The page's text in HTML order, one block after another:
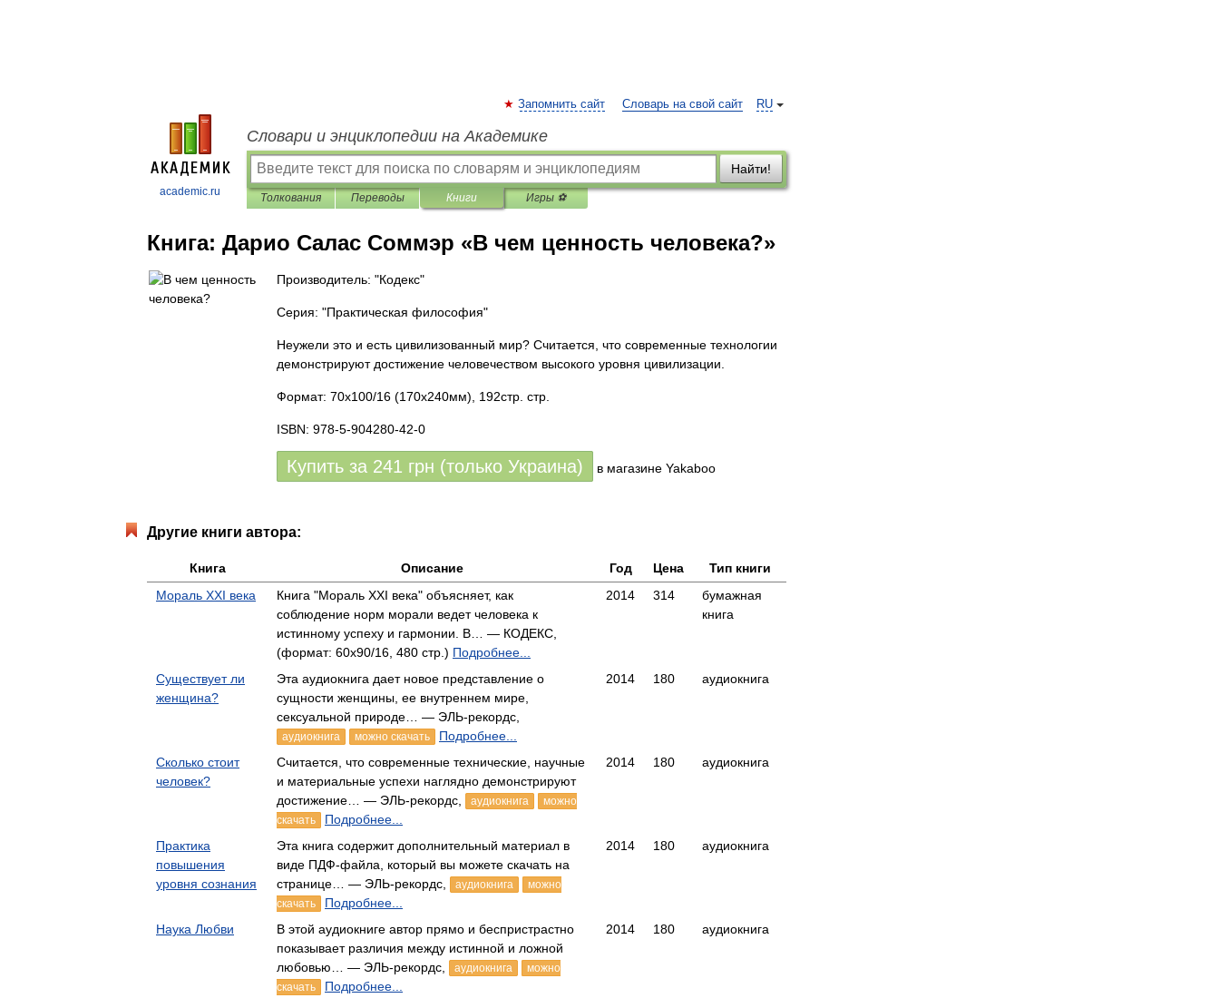
academic.ru
RU
Запомнить сайт Словарь на свой сайт
Словари и энциклопедии на Академике
Найти!
Толкования Переводы Книги Игры ⚽
Книга: Дарио Салас Соммэр «В чем ценность человека?»
Производитель: "Кодекс"
Серия: "Практическая философия"
Неужели это и есть цивилизованный мир? Считается, что современные технологии
демонстрируют достижение человечеством высокого уровня цивилизации.
Формат: 70x100/16 (170x240мм), 192стр. стр.
ISBN: 978-5-904280-42-0
Купить за 241 грн (только Украина) в магазине Yakaboo
Другие книги автора:
Книга Описание Год Цена
Тип книги
Мораль XXI века
Книга "Мораль XXI века" объясняет, как
соблюдение норм морали ведет человека к
истинному успеху и гармонии. В… — КОДЕКС,
(формат: 60x90/16, 480 стр.) Подробнее...
2014 314
бумажная
книга
Существует ли
женщина?
Эта аудиокнига дает новое представление о
сущности женщины, ее внутреннем мире,
сексуальной природе… — ЭЛЬ-рекордс,
аудиокнига можно скачать Подробнее...
2014 180 аудиокнига
Сколько стоит
человек?
Считается, что современные технические, научные
и материальные успехи наглядно демонстрируют
достижение… — ЭЛЬ-рекордс,
аудиокнига
можно
скачать
Подробнее...
2014 180 аудиокнига
Практика
повышения
уровня сознания
Эта книга содержит дополнительный материал в
виде ПДФ-файла, который вы можете скачать на
странице… — ЭЛЬ-рекордс,
аудиокнига
можно
скачать
Подробнее...
2014 180 аудиокнига
Наука Любви
В этой аудиокниге автор прямо и беспристрастно
показывает различия между истинной и ложной
любовью… — ЭЛЬ-рекордс,
аудиокнига
можно
скачать
Подробнее...
2014 180 аудиокнига